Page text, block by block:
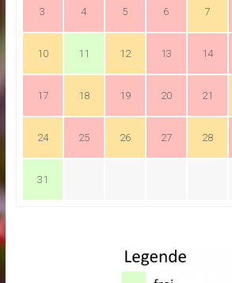
3 4 5 6 7
10 11 12 13 14
17 18 19 20 21
24 25 26 27 28
31